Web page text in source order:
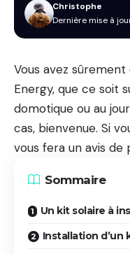
Dernière mise à
Christophe
Vous avez
Energy, que ce soit
domotique ou au
cas, bienvenue. Si
vous fera un avis de
Sommaire
Un kit solaire à
Installation d’un